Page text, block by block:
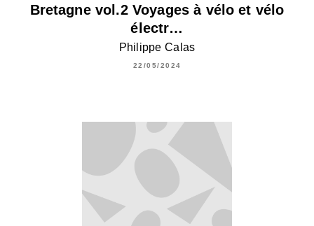
Bretagne vol.2 Voyages à vélo et vélo
électr…
Philippe Calas
22/05/2024